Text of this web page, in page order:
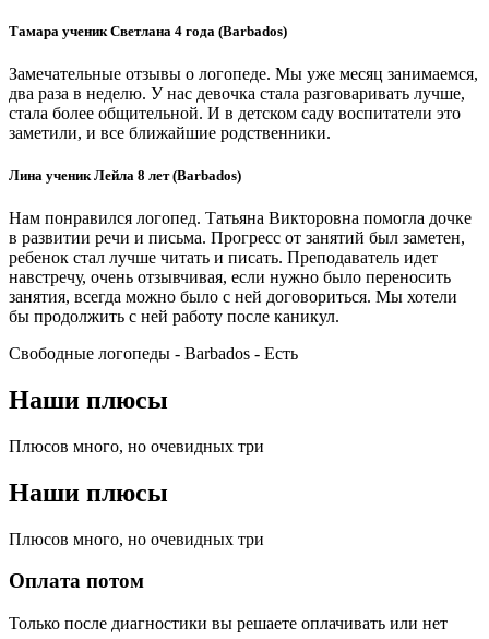
Тамара ученик Светлана 4 года (Barbados)
Замечательные отзывы о логопеде. Мы уже месяц занимаемся,
два раза в неделю. У нас девочка стала разговаривать лучше,
стала более общительной. И в детском саду воспитатели это
заметили, и все ближайшие родственники.
Лина ученик Лейла 8 лет (Barbados)
Нам понравился логопед. Татьяна Викторовна помогла дочке
в развитии речи и письма. Прогресс от занятий был заметен,
ребенок стал лучше читать и писать. Преподаватель идет
навстречу, очень отзывчивая, если нужно было переносить
занятия, всегда можно было с ней договориться. Мы хотели
бы продолжить с ней работу после каникул.
Свободные логопеды - Barbados - Есть
Наши плюсы
Плюсов много, но очевидных три
Наши плюсы
Плюсов много, но очевидных три
Оплата потом
Только после диагностики вы решаете оплачивать или нет